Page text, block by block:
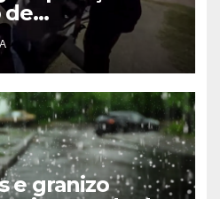
de
oncológicos
e granizo